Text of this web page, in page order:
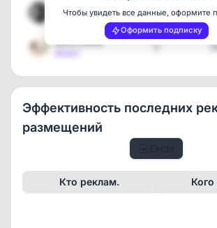
[max]
3
3
Чтобы увидеть все данные, оформите
Оформить подписку
Эффективность последних
размещений
Кто реклам.